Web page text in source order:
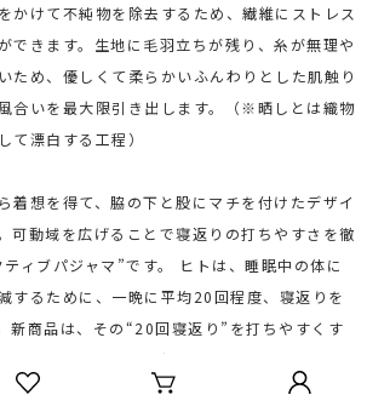
かけて不純物を除去するため、繊維にストレス
できます。生地に毛羽立ちが残り、糸が無理や
ため、優しくて柔らかいふんわりとした肌触り
合いを最大限引き出します。（※晒しとは織物
て漂白する工程）
着想を得て、脇の下と股にマチを付けたデザイ
可動域を広げることで寝返りの打ちやすさを徹
ィブパジャマ”です。 ヒトは、睡眠中の体に
するために、一晩に平均20回程度、寝返りを
新商品は、その“20回寝返り”を打ちやすくす
り、睡眠の質向上を促します。